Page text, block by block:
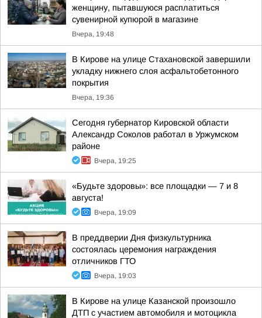
женщину, пытавшуюся расплатиться
сувенирной купюрой в магазине
Вчера, 19:48
В Кирове на улице Стахановской завершили
укладку нижнего слоя асфальтобетонного
покрытия
Вчера, 19:36
Сегодня губернатор Кировской области
Александр Соколов работал в Уржумском
районе
Вчера, 19:25
«Будьте здоровы»: все площадки — 7 и 8
августа!
Вчера, 19:09
В преддверии Дня физкультурника
состоялась церемония награждения
отличников ГТО
Вчера, 19:03
В Кирове на улице Казанской произошло
ДТП с участием автомобиля и мотоцикла